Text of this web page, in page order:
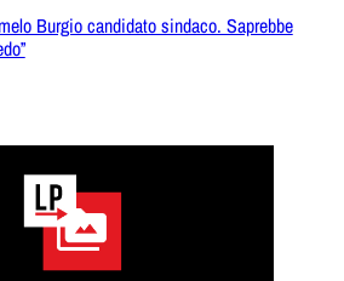
Burgio candidato sindaco. Saprebbe